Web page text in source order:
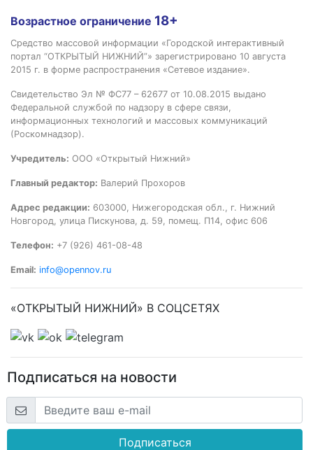
Возрастное ограничение 18+
Средство массовой информации «Городской интерактивный
портал “ОТКРЫТЫЙ НИЖНИЙ”» зарегистрировано 10 августа
2015 г. в форме распространения «Сетевое издание».
Свидетельство Эл № ФС77 – 62677 от 10.08.2015 выдано
Федеральной службой по надзору в сфере связи,
информационных технологий и массовых коммуникаций
(Роскомнадзор).
Учредитель: ООО «Открытый Нижний»
Главный редактор: Валерий Прохоров
Адрес редакции: 603000, Нижегородская обл., г. Нижний
Новгород, улица Пискунова, д. 59, помещ. П14, офис 606
Телефон: +7 (926) 461-08-48
Email: info@opennov.ru
«ОТКРЫТЫЙ НИЖНИЙ» В СОЦСЕТЯХ
Подписаться на новости
Подписаться